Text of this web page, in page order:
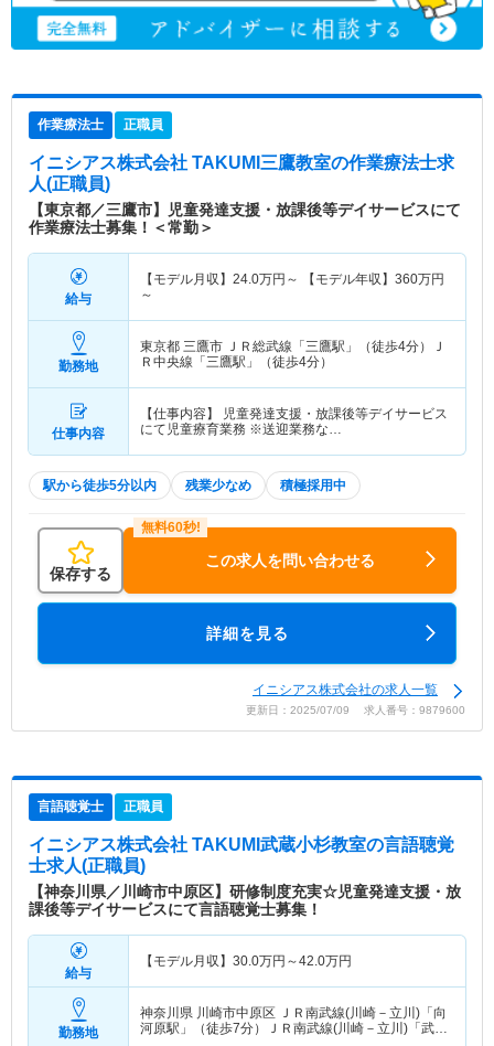
作業療法士 正職員
イニシアス株式会社 TAKUMI三鷹教室の作業療法士求
人(正職員)
【東京都／三鷹市】児童発達支援・放課後等デイサービスにて
作業療法士募集！＜常勤＞
給与
【モデル月収】 24.0万円～ 【モデル年収】 360万円
～
勤務地
東京都 三鷹市 ＪＲ総武線「三鷹駅」（徒歩4分）Ｊ
Ｒ中央線「三鷹駅」（徒歩4分）
仕事内容
【仕事内容】 児童発達支援・放課後等デイサービス
にて児童療育業務 ※送迎業務な…
駅から徒歩5分以内 残業少なめ 積極採用中
保存する
この求人を問い合わせる
詳細を見る
イニシアス株式会社の求人一覧
更新日：2025/07/09 求人番号：9879600
言語聴覚士 正職員
イニシアス株式会社 TAKUMI武蔵小杉教室の言語聴覚
士求人(正職員)
【神奈川県／川崎市中原区】研修制度充実☆児童発達支援・放
課後等デイサービスにて言語聴覚士募集！
給与
【モデル月収】 30.0万円～42.0万円
勤務地
神奈川県 川崎市中原区 ＪＲ南武線(川崎－立川)「向
河原駅」（徒歩7分）ＪＲ南武線(川崎－立川)「武蔵